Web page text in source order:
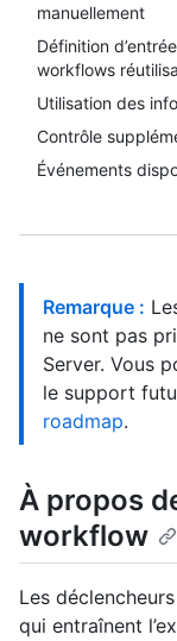
manuellement
Définition
workflows
Utilisation des
Contrôle
Événements
Remarque :
ne sont pas
Server. Vous
le support
roadmap.
À propos
workflow
Les
qui entraînent